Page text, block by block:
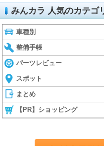
みんカラ 人気のカテゴ
車種別
整備手帳
パーツレビュー
スポット
まとめ
【PR】ショッピング